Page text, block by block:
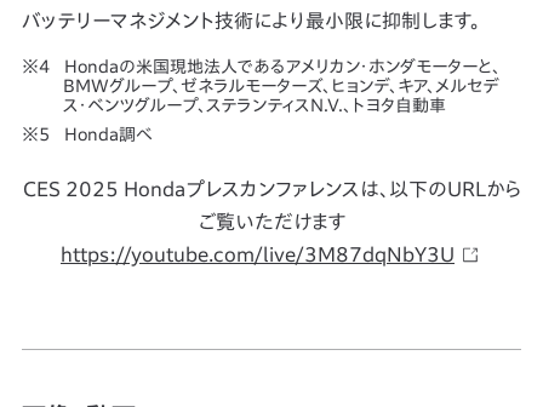
バッテリーマネジメント技術により最小限に抑制します。
Hondaの米国現地法人であるアメリカン・ホンダモーターと、
BMWグループ、ゼネラルモーターズ、ヒョンデ、キア、メルセデ
ス・ベンツグループ、ステランティスN.V.、トヨタ自動車
Honda調べ
CES 2025 Hondaプレスカンファレンスは、以下のURLから
ご覧いただけます
https://youtube.com/live/3M87dqNbY3U